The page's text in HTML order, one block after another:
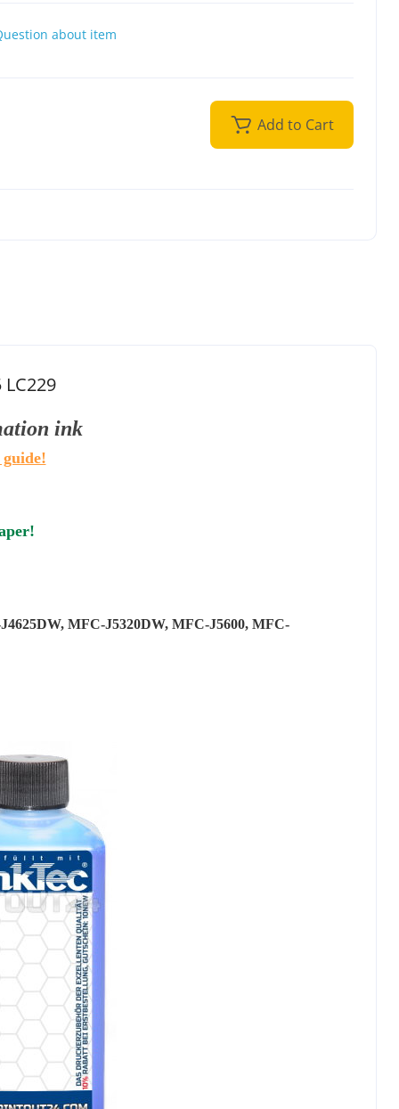
about item
Add to Cart
ink
MFC-J5320DW, MFC-J5600, MFC-